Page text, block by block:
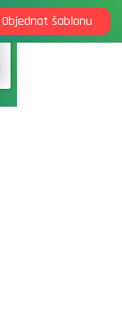
Objednat šablonu